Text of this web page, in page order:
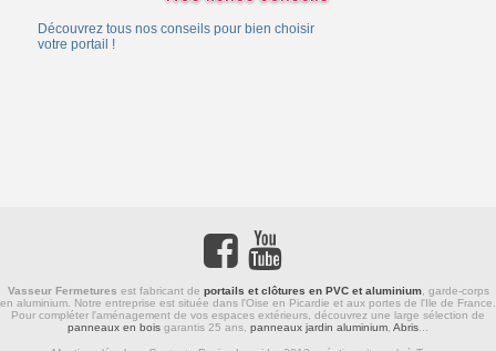
Découvrez tous nos conseils pour bien choisir
votre portail !
Vasseur Fermetures est fabricant de portails et clôtures en PVC et aluminium, garde-corps
en aluminium . Notre entreprise est située dans l'Oise en Picardie et aux portes de l'Ile de France.
Pour compléter l'aménagement de vos espaces extérieurs, découvrez une large sélection de
panneaux en bois garantis 25 ans, panneaux jardin aluminium Abris